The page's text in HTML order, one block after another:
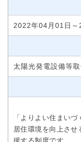
2022年04月01日
太陽光発電設備等
「よりよい住まい
居住環境を向上さ